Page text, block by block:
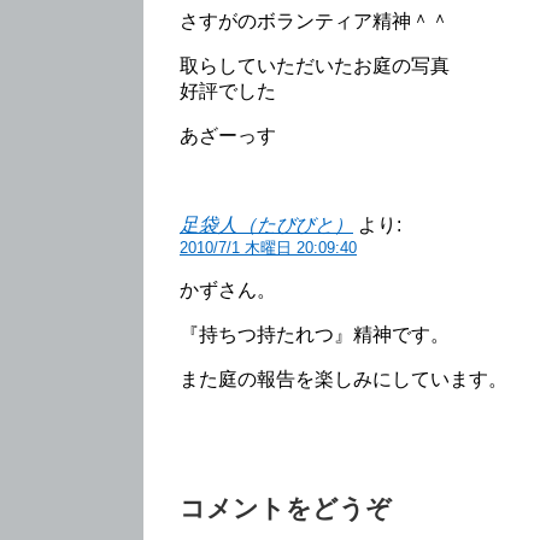
さすがのボランティア精神＾＾
取らしていただいたお庭の写真
好評でした
あざーっす
足袋人（たびびと） より:
2010/7/1 木曜日 20:09:40
かずさん。
『持ちつ持たれつ』精神です。
また庭の報告を楽しみにしています。
コメントをどうぞ